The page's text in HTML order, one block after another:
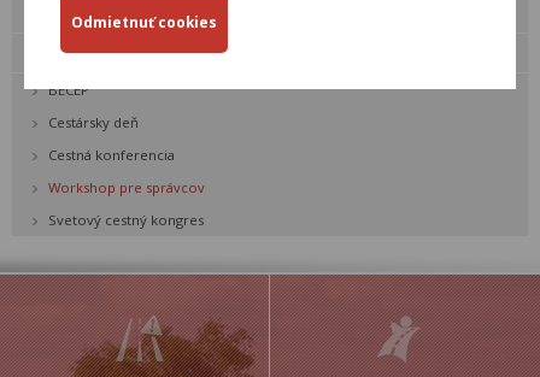
Technické predpisy rezortu
Odborné akcie
BECEP
Cestársky deň
Cestná konferencia
Workshop pre správcov
Svetový cestný kongres